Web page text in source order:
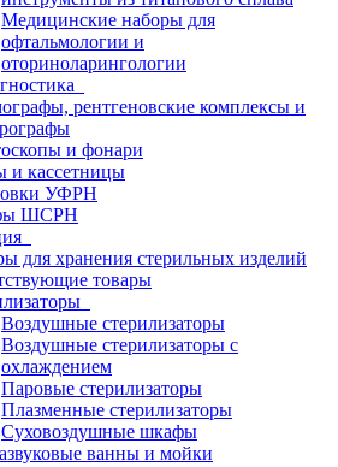
Медицинские наборы для
офтальмологии и
оториноларингологии
рентгеновские комплексы и
и фонари
и кассетницы
УФРН
ШСРН
для хранения стерильных изделий
товары
Воздушные стерилизаторы
Воздушные стерилизаторы с
охлаждением
Паровые стерилизаторы
Плазменные стерилизаторы
Суховоздушные шкафы
ванны и мойки